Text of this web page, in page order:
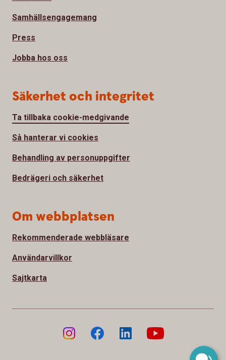
Samhällsengagemang
Press
Jobba hos oss
Säkerhet och integritet
Ta tillbaka cookie-medgivande
Så hanterar vi cookies
Behandling av personuppgifter
Bedrägeri och säkerhet
Om webbplatsen
Rekommenderade webbläsare
Användarvillkor
Sajtkarta